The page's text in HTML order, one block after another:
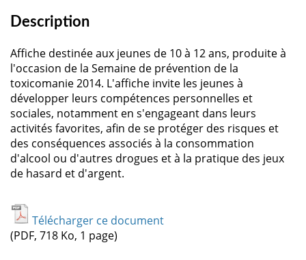
Description
Affiche destinée aux jeunes de 10 à 12 ans, produite à
l'occasion de la Semaine de prévention de la
toxicomanie 2014. L'affiche invite les jeunes à
développer leurs compétences personnelles et
sociales, notamment en s'engageant dans leurs
activités favorites, afin de se protéger des risques et
des conséquences associés à la consommation
d'alcool ou d'autres drogues et à la pratique des jeux
de hasard et d'argent.
Télécharger ce document
(PDF, 718 Ko, 1 page)